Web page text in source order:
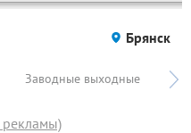
Брянск
Заводные выходные